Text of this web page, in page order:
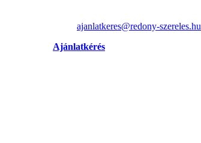
ajanlatkeres@redony-szereles.hu
Ajánlatkérés